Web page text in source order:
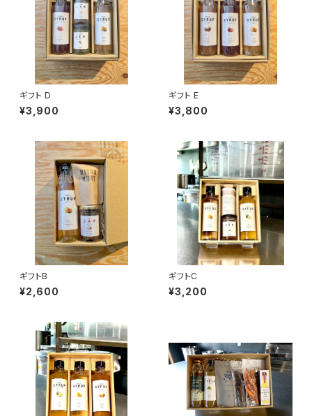
ギフト D
¥3,900
ギフト E
¥3,800
ギフトB
¥2,600
ギフトC
¥3,200